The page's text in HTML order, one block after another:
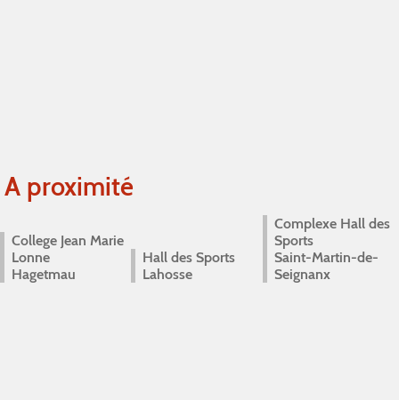
A proximité
College Jean Marie
Lonne
Hagetmau
Hall des Sports
Lahosse
Complexe Hall des
Sports
Saint-Martin-de-
Seignanx